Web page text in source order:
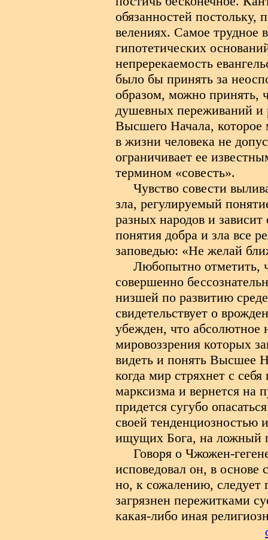
обязанностей постольку,
велениях. Самое трудное
гипотетических
непререкаемость
было бы принять за
образом, можно принять,
душевных переживаний и
Высшего Начала, которое
в жизни человека не
ограничивает ее
термином «совесть».
Чувство совести
зла, регулируемый
разных народов и
понятия добра и зла все
заповедью: «Не желай
Любопытно отметить,
совершенно
низшей по развитию
свидетельствует о
убежден, что абсолютное
мировоззрения которых
видеть и понять Высшее
когда мир стряхнет с
марксизма и вернется на
придется сугубо
своей тенденциозностью
ищущих Бога, на ложный
Говоря о Чжожен-
исповедовал он, в основе
но, к сожалению, следует
загрязнен пережитками
какая-либо иная